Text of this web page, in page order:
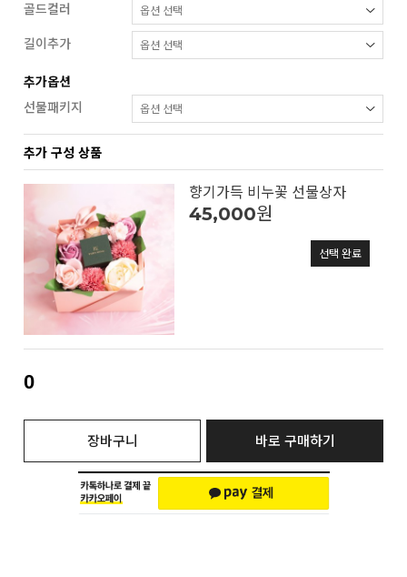
골드컬러
길이추가
추가옵션
선물패키지
추가 구성 상품
향기가득 비누꽃 선물상자
45,000원
선택 완료
0
장바구니 바로 구매하기